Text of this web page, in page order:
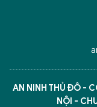
AN NINH THỦ ĐÔ -
NỘI -